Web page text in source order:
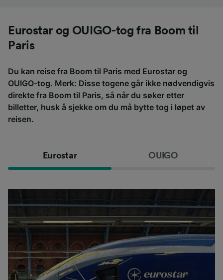
Eurostar og OUIGO-tog fra Boom til
Paris
Du kan reise fra Boom til Paris med Eurostar og
OUIGO-tog. Merk: Disse togene går ikke nødvendigvis
direkte fra Boom til Paris, så når du søker etter
billetter, husk å sjekke om du må bytte tog i løpet av
reisen.
Eurostar OUIGO